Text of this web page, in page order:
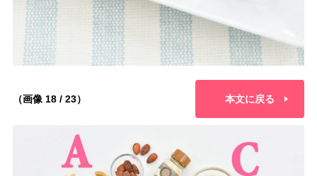
（画像 18 / 23） 本文に戻る